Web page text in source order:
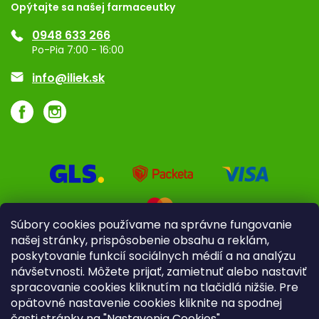
Súbory cookies používame na správne fungovanie
našej stránky, prispôsobenie obsahu a reklám,
poskytovanie funkcií sociálnych médií a na analýzu
návšetvnosti. Môžete prijať, zamietnuť alebo nastaviť
spracovanie cookies kliknutím na tlačidlá nižšie. Pre
opätovné nastavenie cookies kliknite na spodnej
Ponuka pre firmy
Značky
Opýtajte sa našej farmaceutky
0948 633 266
Po-Pia 7:00 - 16:00
info@iliek.sk